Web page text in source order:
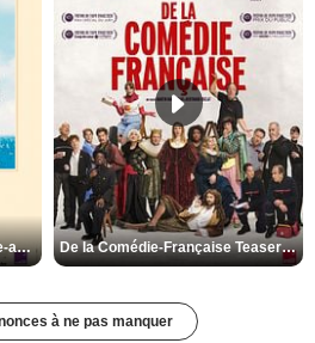
Les Matins merveilleux Bande-annonce VF De la Comédie-Française Teaser VF
à ne pas manquer